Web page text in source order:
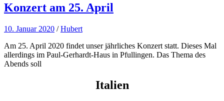
Konzert am 25. April
10. Januar 2020 /Hubert
Am 25. April 2020 findet unser jährliches Konzert statt. Dieses Mal
allerdings im Paul-Gerhardt-Haus in Pfullingen. Das Thema des
Abends soll
Italien